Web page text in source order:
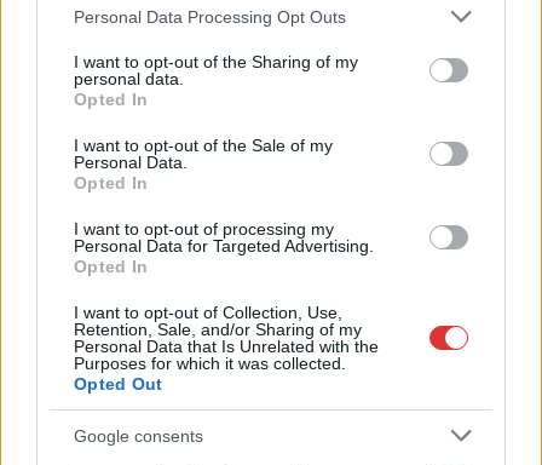
Please note that this website/app uses one or more Google
not limited to your visit or usage behaviour. You may click to
grant or deny consent to Google and its third-party tags to
use your data for below specified purposes in below Google
consent section.
Personal Data Processing Opt Outs
I want to opt-out of the Sharing of my
personal data.
Opted In
I want to opt-out of the Sale of my
Personal Data.
Opted In
I want to opt-out of processing my
Personal Data for Targeted Advertising.
Opted In
I want to opt-out of Collection, Use,
Retention, Sale, and/or Sharing of my
Personal Data that Is Unrelated with the
Purposes for which it was collected.
Opted Out
Google consents
is találtak a házkutatás
kampányra
TOVÁBB OLVASOM
Magyarország életveszélyes elfogás
Magyar Péter,megfenyeget, rendőrség ,szabadlábon
Döbbenetes képsorok, ámokfutó jászkunsági
audist keresnek, tizedmásodperceken múlott
egy halálos gázolás – videó
2025.03.28. Kiss Lajos
Egyre gyakrabban